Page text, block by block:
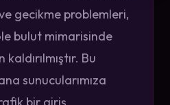
gecikme problemleri,
bulut mimarisinde
Bu
sunucularımıza